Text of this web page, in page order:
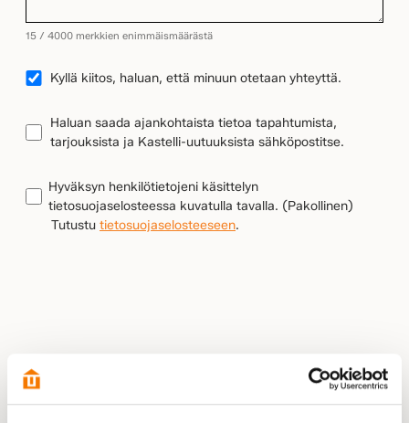
15 / 4000 merkkien enimmäismäärästä
YHTEYDENOTTO
Kyllä kiitos, haluan, että minuun otetaan yhteyttä.
UUTISKIRJEEN
TILAUS
Haluan saada ajankohtaista tietoa tapahtumista,
tarjouksista ja Kastelli-uutuuksista sähköpostitse.
TIETOSUOJA(Pakollinen)
Hyväksyn henkilötietojeni käsittelyn
tietosuojaselosteessa kuvatulla tavalla. (Pakollinen)
Tutustu tietosuojaselosteeseen.